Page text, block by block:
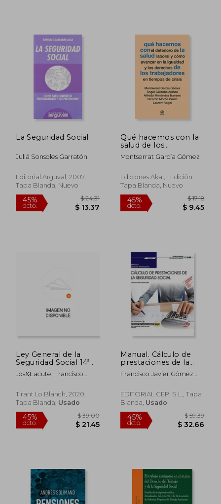
45% 45%
45%
dcto.
La Seguridad Social
Juliá Sonsoles Garratón
Editorial Arguval, 2007,
Tapa Blanda, Nuevo
Qué hacemos con la
salud de los
trabajadores en
tiempos de crisis
Montserrat García Gómez
Ediciones Akal, 1 Edición,
Tapa Blanda, Nuevo
Ley General de la
Seguridad Social 14ª
Edición 2020 (Textos
Legales)
Jos&Eacute; Francisco
Tirant Lo Blanch, 2020,
Tapa Blanda, Usado
Manual. Cálculo de
prestaciones de la
Seguridad Social
(UF0342). Certificados
Gestión integrada de
recursos humanos
Francisco Javier Gómez
EDITORIAL CEP, S.L., Tapa
Blanda, Usado